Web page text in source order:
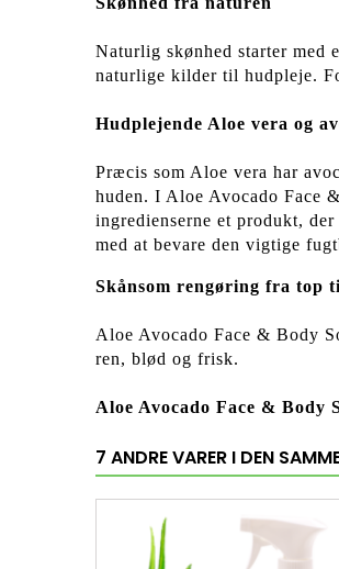
Naturlig skønhed starter med
naturlige kilder til hudpleje.
Hudplejende Aloe vera og
Præcis som Aloe vera har
huden. I Aloe Avocado Face
ingredienserne et produkt,
med at bevare den vigtige
Skånsom rengøring fra top
Aloe Avocado Face & Body
ren, blød og frisk.
Aloe Avocado Face &
7 ANDRE VARER I DEN